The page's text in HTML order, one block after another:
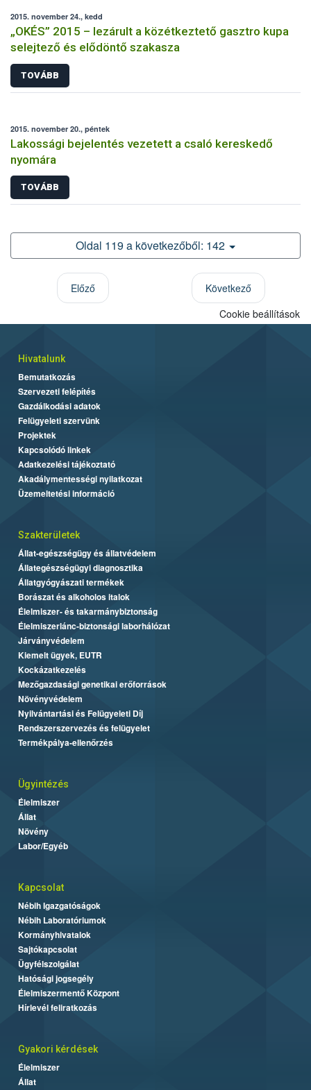
2015. november 24., kedd
„OKÉS” 2015 – lezárult a közétkeztető gasztro kupa
selejtező és elődöntő szakasza
TOVÁBB
2015. november 20., péntek
Lakossági bejelentés vezetett a csaló kereskedő
nyomára
TOVÁBB
Oldal 119 a következőből: 142
Előző
Következő
Cookie beállítások
Hivatalunk
Bemutatkozás
Szervezeti felépítés
Gazdálkodási adatok
Felügyeleti szervünk
Projektek
Kapcsolódó linkek
Adatkezelési tájékoztató
Akadálymentességi nyilatkozat
Üzemeltetési információ
Szakterületek
Állat-egészségügy és állatvédelem
Állategészségügyi diagnosztika
Állatgyógyászati termékek
Borászat és alkoholos italok
Élelmiszer- és takarmánybiztonság
Élelmiszerlánc-biztonsági laborhálózat
Járványvédelem
Kiemelt ügyek, EUTR
Kockázatkezelés
Mezőgazdasági genetikai erőforrások
Növényvédelem
Nyilvántartási és Felügyeleti Díj
Rendszerszervezés és felügyelet
Termékpálya-ellenőrzés
Ügyintézés
Élelmiszer
Állat
Növény
Labor/Egyéb
Kapcsolat
Nébih Igazgatóságok
Nébih Laboratóriumok
Kormányhivatalok
Sajtókapcsolat
Ügyfélszolgálat
Hatósági jogsegély
Élelmiszermentő Központ
Hírlevél feliratkozás
Gyakori kérdések
Élelmiszer
Állat